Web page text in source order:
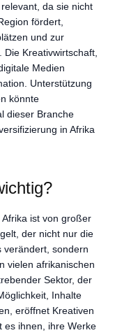
da sie nicht
fördert,
und zur
Kreativwirtschaft,
Medien
Unterstützung
könnte
dieser Branche
in Afrika
ist von großer
der nicht nur die
verändert, sondern
vielen afrikanischen
Sektor, der
Inhalte
eröffnet Kreativen
es ihnen, ihre Werke